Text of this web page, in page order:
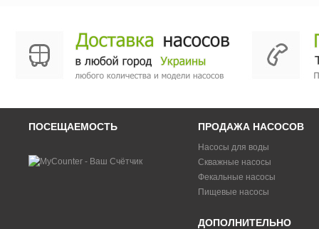
ПОСЕЩАЕМОСТЬ ПРОДАЖА НАСОСОВ
Насосы для воды
Скважные насосы
Фекальные насосы
Пищевые насосы
ДОПОЛНИТЕЛЬНО